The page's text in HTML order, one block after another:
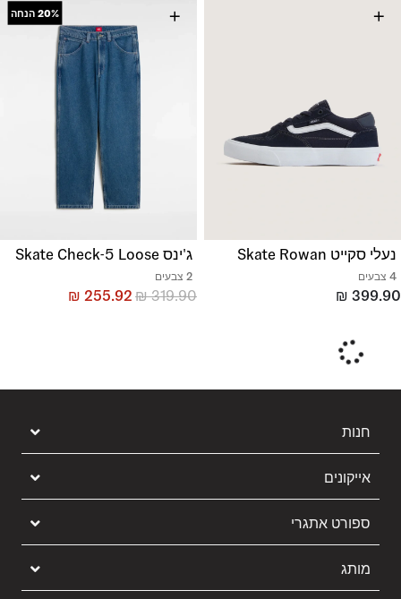
+
נעלי סקייט Skate Rowan
4 צבעים
₪ 399.90
+
20% הנחה
ג'ינס Skate Check-5 Loose
2 צבעים
₪319.90
₪ 255.92
חנות
אייקונים
ספורט אתגרי
מותג